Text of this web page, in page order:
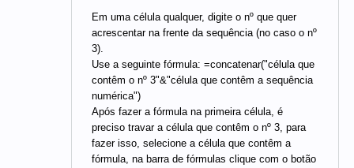
Em uma célula qualquer, digite o nº que quer
acrescentar na frente da sequência (no caso o nº
3).
Use a seguinte fórmula: =concatenar("célula que
contêm o nº 3"&"célula que contêm a sequência
numérica")
Após fazer a fórmula na primeira célula, é
preciso travar a célula que contêm o nº 3, para
fazer isso, selecione a célula que contêm a
fórmula, na barra de fórmulas clique com o botão